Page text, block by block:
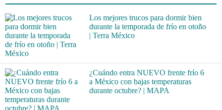
Los mejores trucos para dormir bien
durante la temporada de frío en otoño
| Terra México
¿Cuándo entra NUEVO frente frío 6
a México con bajas temperaturas
durante octubre? | MAPA